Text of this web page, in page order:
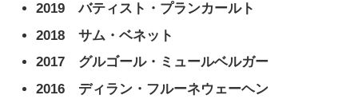
2019バティスト・プランカールト
2018 サム・ベネット
2017 グルゴール・ミュールベルガー
2016 ディラン・フルーネウェーヘン